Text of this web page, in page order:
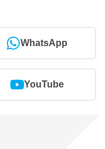
WhatsApp
YouTube